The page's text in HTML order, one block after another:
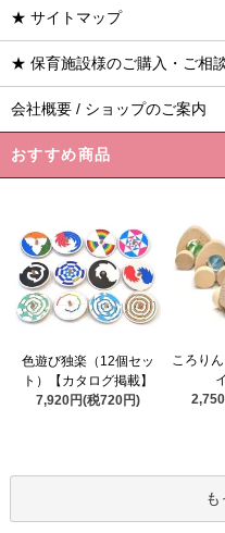
★ サイトマップ
★ 保育施設様のご購入・ご相
会社概要 / ショップのご案内
おすすめ商品
色遊び独楽（12個セッ
ト）【カタログ掲載】
7,920円(税720円)
ころり
も